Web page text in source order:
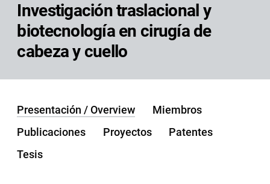
Investigación traslacional y
biotecnología en cirugía de
cabeza y cuello
Presentación / Overview
Miembros
Publicaciones
Proyectos
Patentes
Tesis